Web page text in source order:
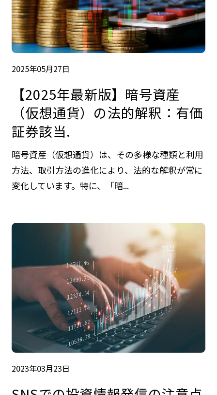
2025年05月27日
【2025年最新版】暗号資産
（仮想通貨）の法的解釈：有価
証券該当.
暗号資産（仮想通貨）は、その多様な種類と利用
方法、取引方法の進化により、法的な解釈が常に
変化しています。特に、「暗...
2023年03月23日